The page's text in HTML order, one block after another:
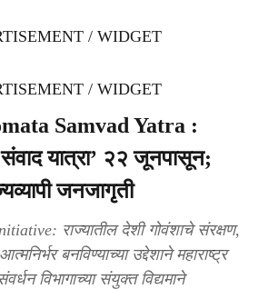
/ WIDGET
/ WIDGET
Samvad Yatra :
संवाद यात्रा’ २२ जूनपासून;
जनजागृती
राज्यातील देशी गोवंशाचे संरक्षण,
बनविण्याच्या उद्देशाने महाराष्ट्र
विभागाच्या संयुक्त विद्यमाने